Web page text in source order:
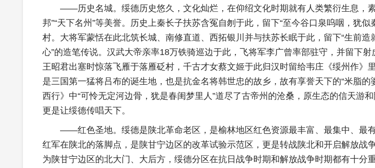
——历史名城。绥德历史悠久，文化灿烂，在仰绍文化时期就有人类繁衍生息，素
邦”“天下名州”等美誉。历史上秦长子扶苏含冤自刎于此，留下“至今谷口泉呜咽，犹似
村。大将军蒙恬在此北筑长城、南修直道、西拓银川并与扶苏长眠于此，留下“生前造
心”的造笔传说。汉武大帝亲率18万铁骑巡边于此，飞将军李广曾率部驻守，并留下射
王昭君出塞时惊落飞雁于落雁砭村，千古才女蔡文姬于此归汉时留给韦庄《绥州作》
是三国第一猛将吕布的诞生地，也是抗金名将韩世忠的故乡，故有享誉天下的“米脂的
西行》中“可怜无定河边骨，犹是春闺梦里人”道尽了古帝州的沧桑，原生态的信天游和
更是让绥德传唱天下。
——红色圣地。绥德是陕北革命老区，是榆林地区红色资源最丰富、最集中、最
红军在陕北的落脚点，是陕甘宁边区的改革试验示范区，更是转战陕北和开启解放战
为陕甘宁边区的北大门、大后方，绥德分区在抗日战争时期和解放战争时期都有十分